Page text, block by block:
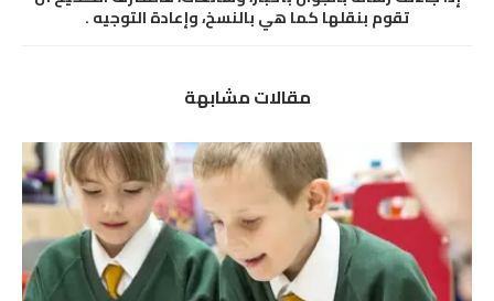
تقوم بنقلها كما هي بالنسخ، وإعادة التوجيه .
مقالات مشابهة